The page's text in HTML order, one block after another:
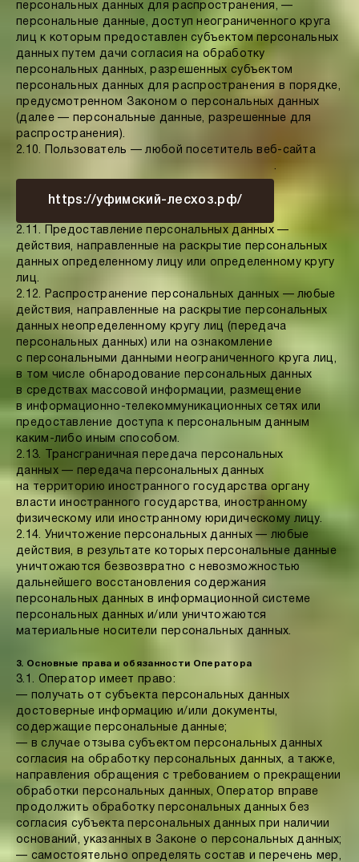
персональных данных для распространения, —
персональные данные, доступ неограниченного круга
лиц к которым предоставлен субъектом персональных
данных путем дачи согласия на обработку
персональных данных, разрешенных субъектом
персональных данных для распространения в порядке,
предусмотренном Законом о персональных данных
(далее — персональные данные, разрешенные для
распространения).
2.10. Пользователь — любой посетитель веб-сайта
https://уфимский-лесхоз.рф/
.
2.11. Предоставление персональных данных —
действия, направленные на раскрытие персональных
данных определенному лицу или определенному кругу
лиц.
2.12. Распространение персональных данных — любые
действия, направленные на раскрытие персональных
данных неопределенному кругу лиц (передача
персональных данных) или на ознакомление
с персональными данными неограниченного круга лиц,
в том числе обнародование персональных данных
в средствах массовой информации, размещение
в информационно-телекоммуникационных сетях или
предоставление доступа к персональным данным
каким-либо иным способом.
2.13. Трансграничная передача персональных
данных — передача персональных данных
на территорию иностранного государства органу
власти иностранного государства, иностранному
физическому или иностранному юридическому лицу.
2.14. Уничтожение персональных данных — любые
действия, в результате которых персональные данные
уничтожаются безвозвратно с невозможностью
дальнейшего восстановления содержания
персональных данных в информационной системе
персональных данных и/или уничтожаются
материальные носители персональных данных.
3. Основные права и обязанности Оператора
3.1. Оператор имеет право:
— получать от субъекта персональных данных
достоверные информацию и/или документы,
содержащие персональные данные;
— в случае отзыва субъектом персональных данных
согласия на обработку персональных данных, а также,
направления обращения с требованием о прекращении
обработки персональных данных, Оператор вправе
продолжить обработку персональных данных без
согласия субъекта персональных данных при наличии
оснований, указанных в Законе о персональных данных;
— самостоятельно определять состав и перечень мер,